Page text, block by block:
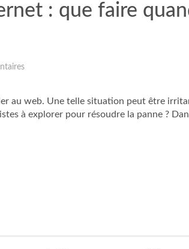
: que faire
au web. Une telle situation peut être
à explorer pour résoudre la panne ?